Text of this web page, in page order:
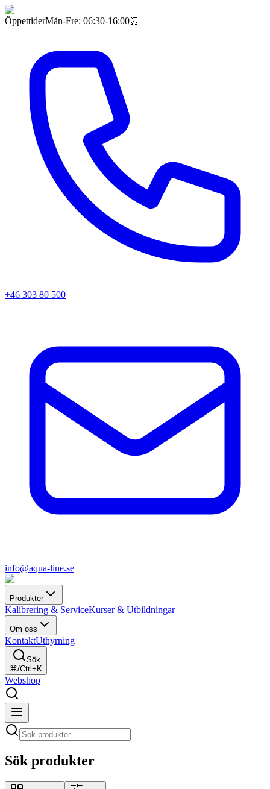
ÖppettiderMån-Fre: 06:30-16:00⏰
+46 303 80 500
info@aqua-line.se
Produkter
Kalibrering & ServiceKurser & Utbildningar
Om oss
KontaktUthyrning
Sök
⌘/Ctrl+K
Webshop
Sök produkter